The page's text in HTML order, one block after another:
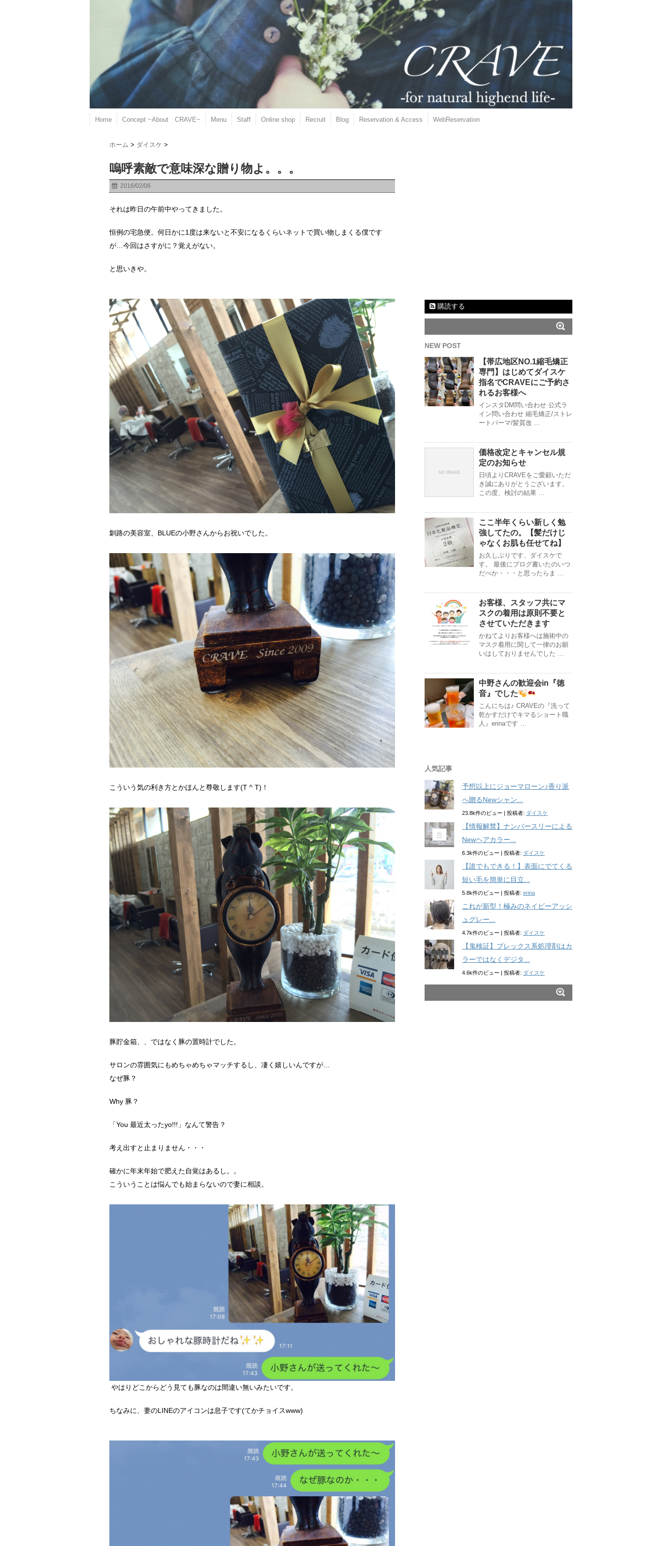
Home Concept ~About CRAVE~ Menu Staff Online shop Recruit Blog Reservation & Access WebReservation
ホーム > ダイスケ >
嗚呼素敵で意味深な贈り物よ。。。
2016/02/06
それは昨日の午前中やってきました。
恒例の宅急便。何日かに1度は来ないと不安になるくらいネットで買い物しまくる僕です
が…今回はさすがに？覚えがない。
と思いきや。
釧路の美容室、BLUEの小野さんからお祝いでした。
こういう気の利き方とかほんと尊敬します(T ^ T)！
豚貯金箱、、ではなく豚の置時計でした。
サロンの雰囲気にもめちゃめちゃマッチするし、凄く嬉しいんですが…
なぜ豚？
Why 豚？
「You 最近太ったyo!!!」なんて警告？
考え出すと止まりません・・・
確かに年末年始で肥えた自覚はあるし。。
こういうことは悩んでも始まらないので妻に相談。
やはりどこからどう見ても豚なのは間違い無いみたいです。
ちなみに、妻のLINEのアイコンは息子です(てかチョイスwww)
購読する
NEW POST
【帯広地区NO.1縮毛矯正
専門】はじめてダイスケ
指名でCRAVEにご予約さ
れるお客様へ
インスタDM問い合わせ 公式ラ
イン問い合わせ 縮毛矯正/ストレ
ートパーマ/髪質改 …
価格改定とキャンセル規
定のお知らせ
日頃よりCRAVEをご愛顧いただ
き誠にありがとうございます。
この度、検討の結果 …
ここ半年くらい新しく勉
強してたの。【髪だけじ
ゃなくお肌も任せてね】
お久しぶりです、ダイスケで
す。 最後にブログ書いたのいつ
だべか・・・と思ったらま …
お客様、スタッフ共にマ
スクの着用は原則不要と
させていただきます
かねてよりお客様へは施術中の
マスク着用に関して一律のお願
いはしておりませんでした …
中野さんの歓迎会in『徳
音』でした
こんにちは♪ CRAVEの『洗って
乾かすだけでキマるショート職
人』erinaです …
人気記事
予想以上にジョーマローン♪香り派
へ贈るNewシャン...
23.8k件のビュー | 投稿者: ダイスケ
【情報解禁】ナンバースリーによる
Newヘアカラー...
6.3k件のビュー | 投稿者: ダイスケ
【誰でもできる！】表面にでてくる
短い毛を簡単に目立...
5.8k件のビュー | 投稿者: erina
これが新型！極みのネイビーアッシ
ュグレー...
4.7k件のビュー | 投稿者: ダイスケ
【鬼検証】プレックス系処理剤はカ
ラーではなくデジタ...
4.6k件のビュー | 投稿者: ダイスケ